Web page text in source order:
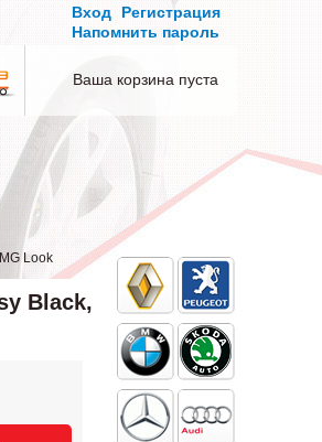
Вход
Регистрация
Напомнить пароль
Ваша корзина пуста
Look
Black,